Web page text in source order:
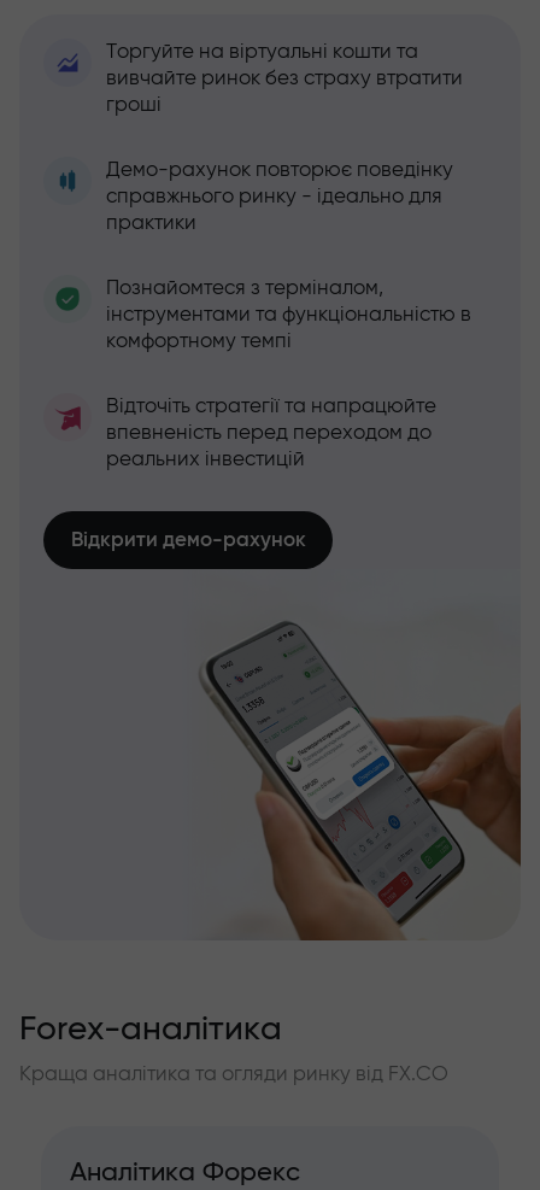
Торгуйте на віртуальні кошти та
вивчайте ринок без страху втратити
гроші
Демо-рахунок повторює поведінку
справжнього ринку - ідеально для
практики
Познайомтеся з терміналом,
інструментами та функціональністю в
комфортному темпі
Відточіть стратегії та напрацюйте
впевненість перед переходом до
реальних інвестицій
Відкрити демо-рахунок
Forex-аналітика
Краща аналітика та огляди ринку від FX.CO
Аналітика Форекс